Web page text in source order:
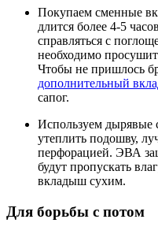
Покупаем сменные
длится более 4-5
справляться с
необходимо
Чтобы не пришлось
дополнительный
сапог.
Используем дырявые
утеплить подошву,
перфорацией. ЭВА
будут пропускать
вкладыш сухим.
Для борьбы с потом